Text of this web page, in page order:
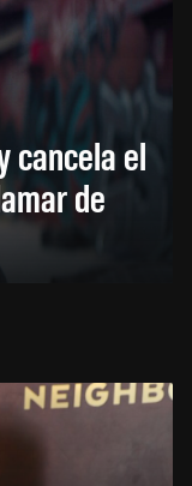
cancela el
de